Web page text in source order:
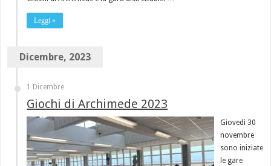
Leggi »
Dicembre, 2023
1 Dicembre
Giochi di Archimede 2023
Giovedì 30
novembre
sono iniziate
le gare